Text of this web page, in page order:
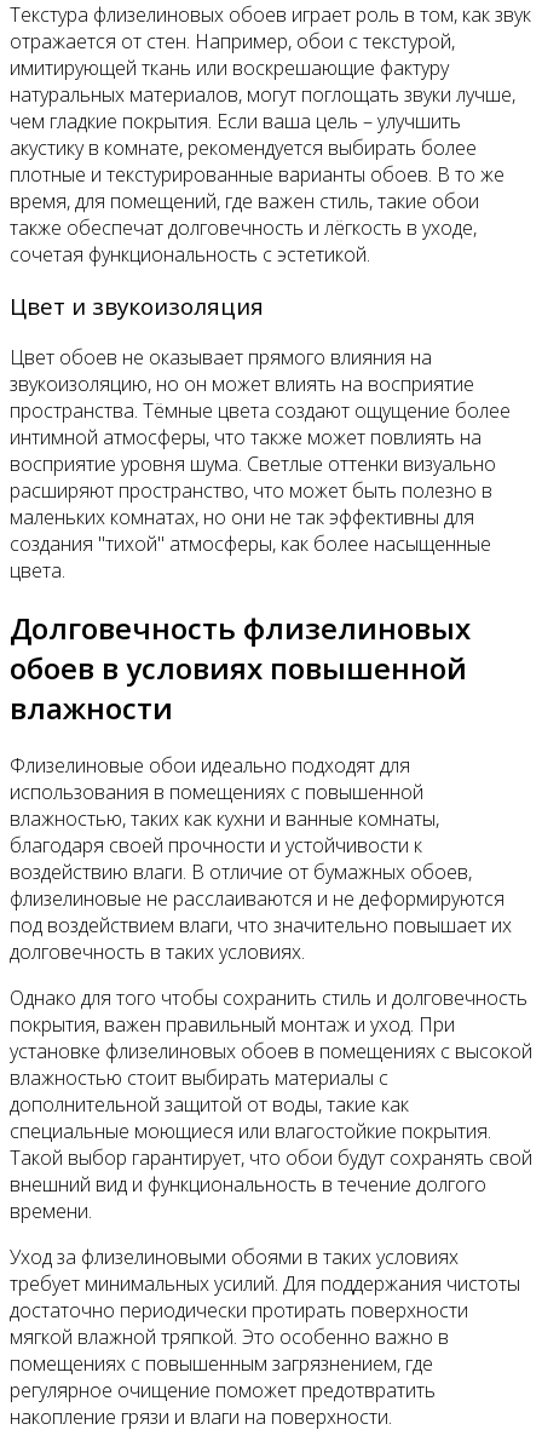
Текстура флизелиновых обоев играет роль в том, как звук
отражается от стен. Например, обои с текстурой,
имитирующей ткань или воскрешающие фактуру
натуральных материалов, могут поглощать звуки лучше,
чем гладкие покрытия. Если ваша цель – улучшить
акустику в комнате, рекомендуется выбирать более
плотные и текстурированные варианты обоев. В то же
время, для помещений, где важен стиль, такие обои
также обеспечат долговечность и лёгкость в уходе,
сочетая функциональность с эстетикой.
Цвет и звукоизоляция
Цвет обоев не оказывает прямого влияния на
звукоизоляцию, но он может влиять на восприятие
пространства. Тёмные цвета создают ощущение более
интимной атмосферы, что также может повлиять на
восприятие уровня шума. Светлые оттенки визуально
расширяют пространство, что может быть полезно в
маленьких комнатах, но они не так эффективны для
создания "тихой" атмосферы, как более насыщенные
цвета.
Долговечность флизелиновых
обоев в условиях повышенной
влажности
Флизелиновые обои идеально подходят для
использования в помещениях с повышенной
влажностью, таких как кухни и ванные комнаты,
благодаря своей прочности и устойчивости к
воздействию влаги. В отличие от бумажных обоев,
флизелиновые не расслаиваются и не деформируются
под воздействием влаги, что значительно повышает их
долговечность в таких условиях.
Однако для того чтобы сохранить стиль и долговечность
покрытия, важен правильный монтаж и уход. При
установке флизелиновых обоев в помещениях с высокой
влажностью стоит выбирать материалы с
дополнительной защитой от воды, такие как
специальные моющиеся или влагостойкие покрытия.
Такой выбор гарантирует, что обои будут сохранять свой
внешний вид и функциональность в течение долгого
времени.
Уход за флизелиновыми обоями в таких условиях
требует минимальных усилий. Для поддержания чистоты
достаточно периодически протирать поверхности
мягкой влажной тряпкой. Это особенно важно в
помещениях с повышенным загрязнением, где
регулярное очищение поможет предотвратить
накопление грязи и влаги на поверхности.